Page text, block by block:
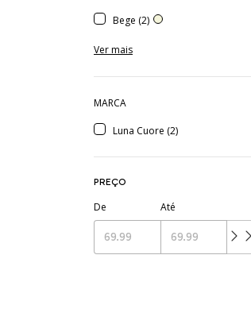
Bege (2)
Ver mais
MARCA
Luna Cuore (2)
PREÇO
De Até